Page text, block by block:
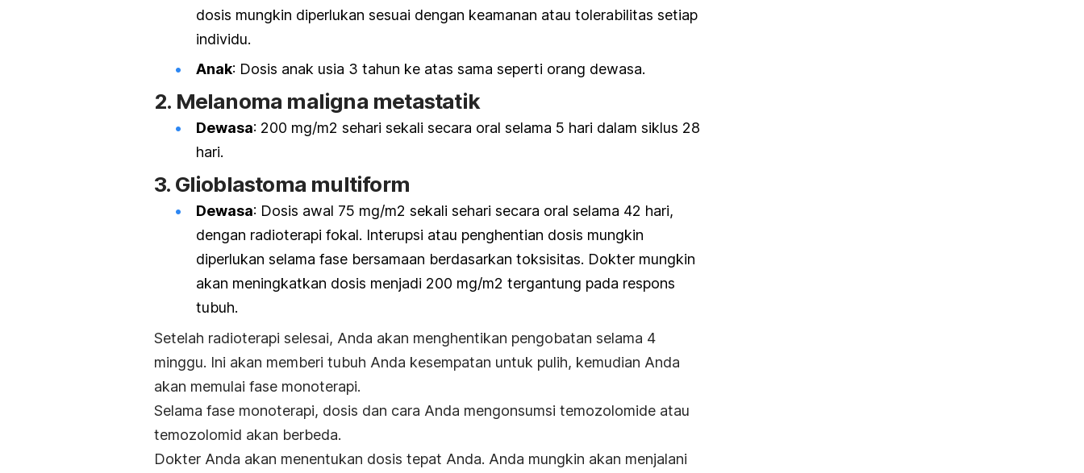
dosis mungkin diperlukan sesuai dengan keamanan atau tolerabilitas setiap
individu.
Anak: Dosis anak usia 3 tahun ke atas sama seperti orang dewasa.
2. Melanoma maligna metastatik
Dewasa: 200 mg/m2 sehari sekali secara oral selama 5 hari dalam siklus 28
hari.
3. Glioblastoma multiform
Dewasa: Dosis awal 75 mg/m2 sekali sehari secara oral selama 42 hari,
dengan radioterapi fokal. Interupsi atau penghentian dosis mungkin
diperlukan selama fase bersamaan berdasarkan toksisitas. Dokter mungkin
akan meningkatkan dosis menjadi 200 mg/m2 tergantung pada respons
tubuh.
Setelah radioterapi selesai, Anda akan menghentikan pengobatan selama 4
minggu. Ini akan memberi tubuh Anda kesempatan untuk pulih, kemudian Anda
akan memulai fase monoterapi.
Selama fase monoterapi, dosis dan cara Anda mengonsumsi temozolomide atau
temozolomid akan berbeda.
Dokter Anda akan menentukan dosis tepat Anda. Anda mungkin akan menjalani